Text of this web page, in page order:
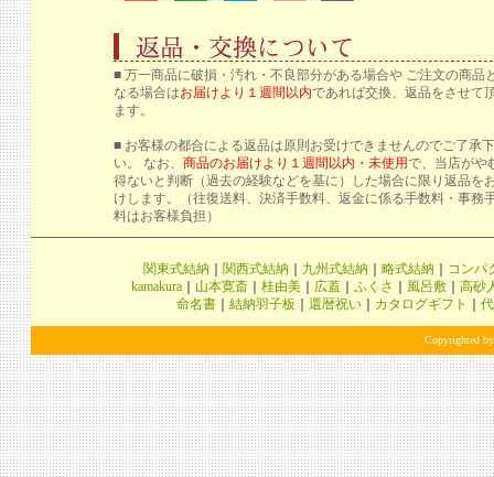
■ 万一商品に破損・汚れ・不良部分がある場合や ご注文の商品
なる場合はお届けより１週間以内であれば交換、返品をさせて
ます。
■ お客様の都合による返品は原則お受けできませんのでご了承
い。 なお、 商品のお届けより１週間以内・未使用で、当店がや
得ないと判断（過去の経験などを基に）した場合に限り返品を
けします。（往復送料、決済手数料、返金に係る手数料・事務
料はお客様負担）
関東式結納 関西式結納 九州式結納 略式結納
コンパ
kamakura
山本寛斎 桂由美 広蓋 ふくさ 風呂敷
高砂
命名書
結納羽子板 還暦祝い カタログギフト
Copyrighted